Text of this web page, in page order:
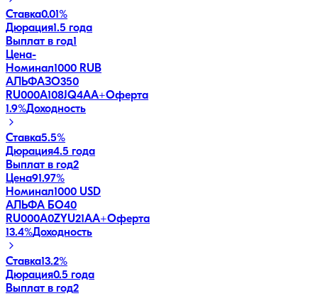
Ставка0.01%
Дюрация1.5 года
Выплат в год1
Цена-
Номинал1000 RUB
АЛЬФАЗО350
RU000A108JQ4AA+Оферта
1.9%Доходность
Ставка5.5%
Дюрация4.5 года
Выплат в год2
Цена91.97%
Номинал1000 USD
АЛЬФА БО40
RU000A0ZYU21AA+Оферта
13.4%Доходность
Ставка13.2%
Дюрация0.5 года
Выплат в год2